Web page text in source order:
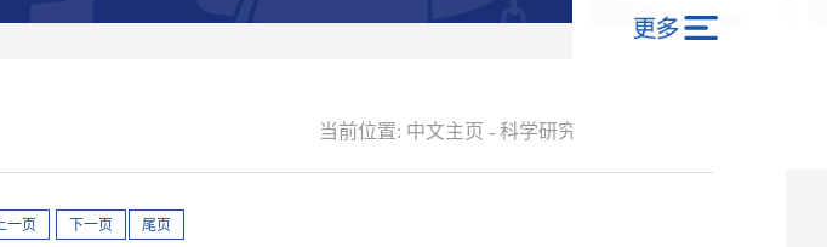
当前位置: 中文主页 -科学研究
一页 下一页 尾页